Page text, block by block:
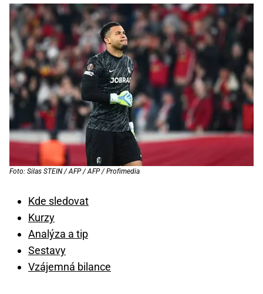
Foto: Silas STEIN / AFP / AFP / Profimedia
Kde sledovat
Kurzy
Analýza a tip
Sestavy
Vzájemná bilance